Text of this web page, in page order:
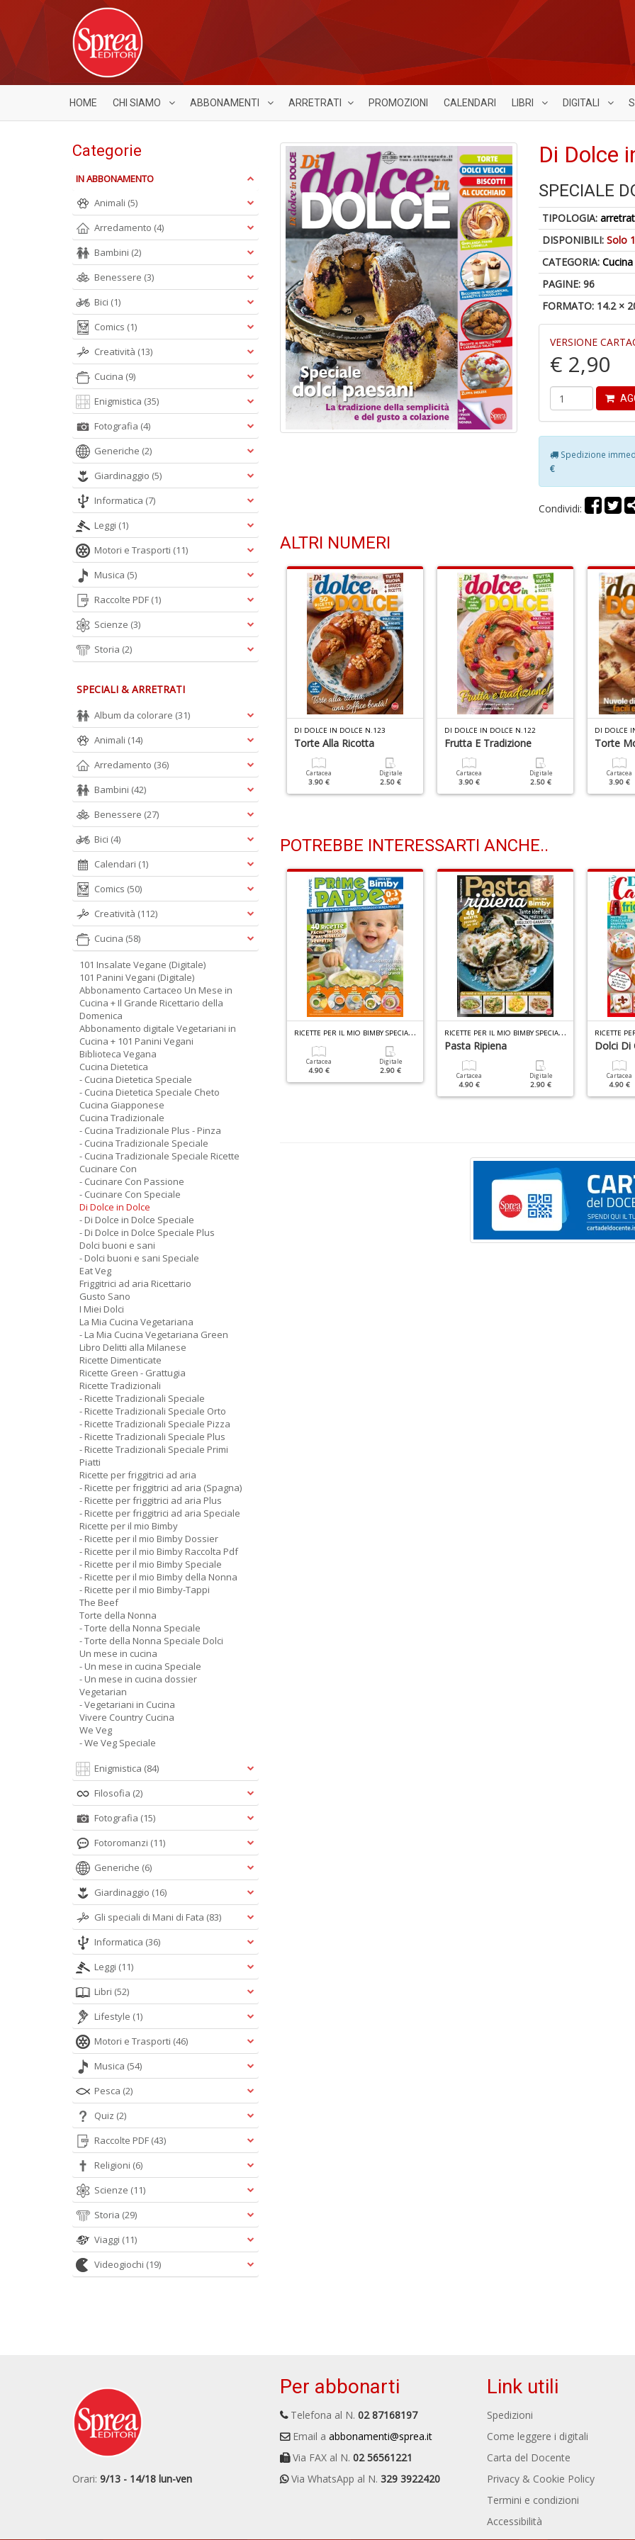
HOME CHI SIAMO ABBONAMENTI ARRETRATI PROMOZIONI CALENDARI LIBRI DIGITALI
Di Dolce
SPECIALE
TIPOLOGIA:
DISPONIBILI:Solo
CATEGORIA:Cucina
PAGINE: 96
FORMATO: 14.2 ×
VERSIONE
€ 2,90
Spedizione
€
Condividi:
ALTRI NUMERI
DOLCE IN DOLCE N.110
Tiramisù Alla
Digitale
1.50 €
DI DOLCE IN DOLCE N.109 DI DOLCE IN DOLCE N.123
Torte Alla Ricotta
Cartacea
3.90 €
Digitale
2.50 €
DI DOLCE IN DOLCE N.122
Frutta E Tradizione
Cartacea
3.90 €
Digitale
2.50 €
DI DOLCE
Torte
Cartacea
3.90 €
POTREBBE INTERESSARTI ANCHE..
R
ICETTE PER IL MIO BIMBY SPECIALE N.3
Digitale
2.90 €
Torte Soffici Chiffon Cake
Cartacea
6.90 €
R
ICETTE PER IL MIO BIMBY SPECIALE N.15
Cartacea
4.90 €
Digitale
2.90 €
R
ICETTE PER IL MIO BIMBY SPECIALE N.13
Pasta Ripiena
Cartacea
4.90 €
Digitale
2.90 €
Dolci Di
Cartacea
4.90 €
Categorie
IN ABBONAMENTO
Animali (5)
Arredamento (4)
Bambini (2)
Benessere (3)
Bici (1)
Comics (1)
Creatività (13)
Cucina (9)
Enigmistica (35)
Fotografia (4)
Generiche (2)
Giardinaggio (5)
Informatica (7)
Leggi (1)
Motori e Trasporti (11)
Musica (5)
Raccolte PDF (1)
Scienze (3)
Storia (2)
SPECIALI & ARRETRATI
Album da colorare (31)
Animali (14)
Arredamento (36)
Bambini (42)
Benessere (27)
Bici (4)
Calendari (1)
Comics (50)
Creatività (112)
Cucina (58)
101 Insalate Vegane (Digitale)
101 Panini Vegani (Digitale)
Abbonamento Cartaceo Un Mese in
Cucina + Il Grande Ricettario della
Domenica
Abbonamento digitale Vegetariani in
Cucina + 101 Panini Vegani
Biblioteca Vegana
Cucina Dietetica
- Cucina Dietetica Speciale
- Cucina Dietetica Speciale Cheto
Cucina Giapponese
Cucina Tradizionale
- Cucina Tradizionale Plus - Pinza
- Cucina Tradizionale Speciale
- Cucina Tradizionale Speciale Ricette
Cucinare Con
- Cucinare Con Passione
- Cucinare Con Speciale
Di Dolce in Dolce
- Di Dolce in Dolce Speciale
- Di Dolce in Dolce Speciale Plus
Dolci buoni e sani
- Dolci buoni e sani Speciale
Eat Veg
Friggitrici ad aria Ricettario
Gusto Sano
I Miei Dolci
La Mia Cucina Vegetariana
- La Mia Cucina Vegetariana Green
Libro Delitti alla Milanese
Ricette Dimenticate
Ricette Green - Grattugia
Ricette Tradizionali
- Ricette Tradizionali Speciale
- Ricette Tradizionali Speciale Orto
- Ricette Tradizionali Speciale Pizza
- Ricette Tradizionali Speciale Plus
- Ricette Tradizionali Speciale Primi
Piatti
Ricette per friggitrici ad aria
- Ricette per friggitrici ad aria (Spagna)
- Ricette per friggitrici ad aria Plus
- Ricette per friggitrici ad aria Speciale
Ricette per il mio Bimby
- Ricette per il mio Bimby Dossier
- Ricette per il mio Bimby Raccolta Pdf
- Ricette per il mio Bimby Speciale
- Ricette per il mio Bimby della Nonna
- Ricette per il mio Bimby-Tappi
The Beef
Torte della Nonna
- Torte della Nonna Speciale
- Torte della Nonna Speciale Dolci
Un mese in cucina
- Un mese in cucina Speciale
- Un mese in cucina dossier
Vegetarian
- Vegetariani in Cucina
Vivere Country Cucina
We Veg
- We Veg Speciale
Enigmistica (84)
Filosofia (2)
Fotografia (15)
Fotoromanzi (11)
Generiche (6)
Giardinaggio (16)
Gli speciali di Mani di Fata (83)
Informatica (36)
Leggi (11)
Libri (52)
Lifestyle (1)
Motori e Trasporti (46)
Musica (54)
Pesca (2)
Quiz (2)
Raccolte PDF (43)
Religioni (6)
Scienze (11)
Storia (29)
Viaggi (11)
Videogiochi (19)
Orari: 9/13 - 14/18 lun-ven
Per abbonarti
Telefona al N. 02 87168197
Email a abbonamenti@sprea.it
Via FAX al N. 02 56561221
Via WhatsApp al N. 329 3922420
Link utili
Spedizioni
Come leggere i digitali
Carta del Docente
Privacy & Cookie Policy
Termini e condizioni
Accessibilità